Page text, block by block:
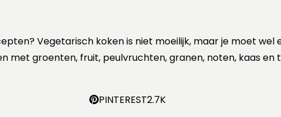
Vegetarisch koken is niet moeilijk, maar je moet
met groenten, fruit, peulvruchten, granen, noten, kaas en
PINTEREST2.7K